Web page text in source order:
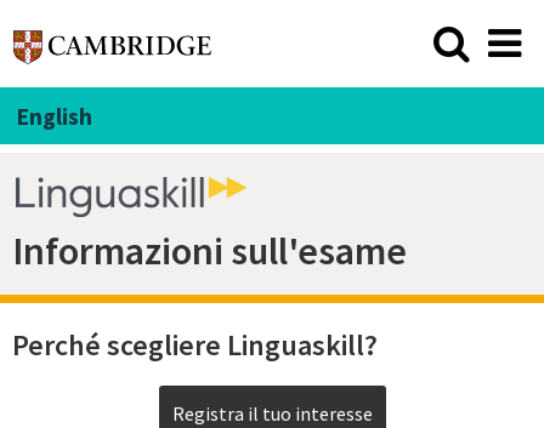
English
Informazioni sull'esame
Perché scegliere Linguaskill?
Registra il tuo interesse